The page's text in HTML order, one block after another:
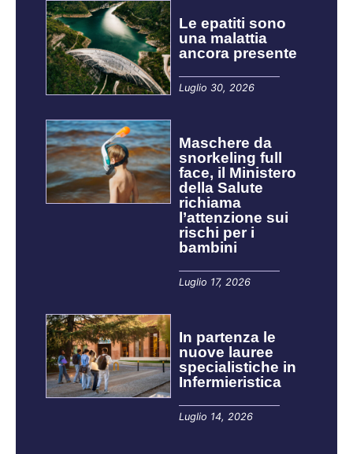
Le epatiti sono
una malattia
ancora presente
Luglio 30, 2026
Maschere da
snorkeling full
face, il Ministero
della Salute
richiama
l’attenzione sui
rischi per i
bambini
Luglio 17, 2026
In partenza le
nuove lauree
specialistiche in
Infermieristica
Luglio 14, 2026